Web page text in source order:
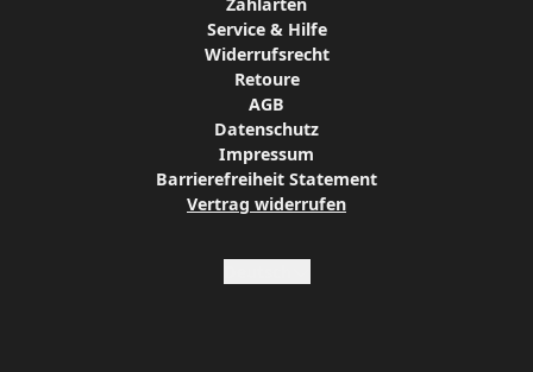
Service & Hilfe
Widerrufsrecht
Retoure
AGB
Datenschutz
Impressum
Barrierefreiheit Statement
Vertrag widerrufen